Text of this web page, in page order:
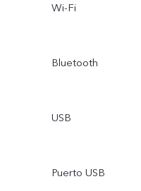
Wi-Fi
Bluetooth
USB
Puerto USB